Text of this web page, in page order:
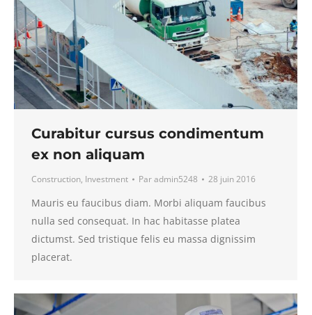
Curabitur cursus condimentum
ex non aliquam
Construction, Investment Paradmin5248 28 juin 2016
Mauris eu faucibus diam. Morbi aliquam faucibus
nulla sed consequat. In hac habitasse platea
dictumst. Sed tristique felis eu massa dignissim
placerat.